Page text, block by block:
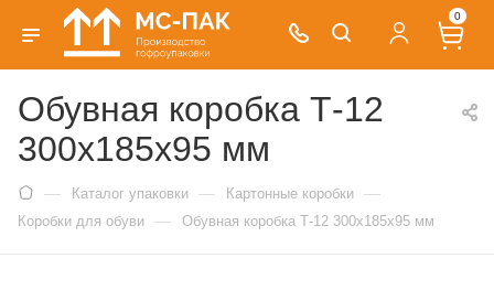
0
Обувная коробка Т-12
300х185х95 мм
— Каталог упаковки — Картонные коробки —
Коробки для обуви — Обувная коробка Т-12 300х185х95 мм